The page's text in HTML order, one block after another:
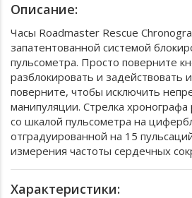
Описание:
Часы Roadmaster Rescue
запатентованной системой
пульсометра. Просто поверните
разблокировать и задействовать
поверните, чтобы исключить
манипуляции. Стрелка хронографа
со шкалой пульсометра на
отградуированной на 15
измерения частоты сердечных
Характеристики: